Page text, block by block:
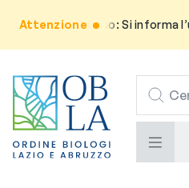
AttenzioneAvviso: Si informa
CERCA